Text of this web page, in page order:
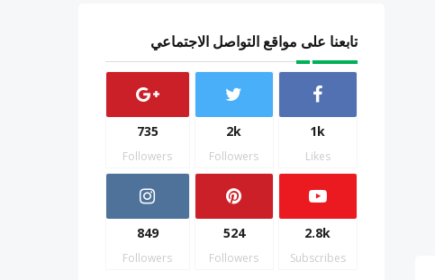
تابعنا على مواقع التواصل الاجتماعي
1k
Likes
2k
Followers
735
Followers
2.8k
Subscribes
524
Followers
849
Followers